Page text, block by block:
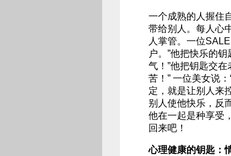
一个成熟的人握住
带给别人。每人心
人掌管。一位
户。”他把快乐的
气！”他把钥匙交
苦！” 一位美女说
定，就是让别人来
别人使他快乐，反
他在一起是种享受
回来吧！
心理健康的钥匙：